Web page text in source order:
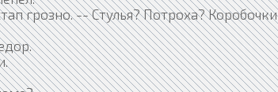
грозно. -- Стулья? Потроха? Коробочки